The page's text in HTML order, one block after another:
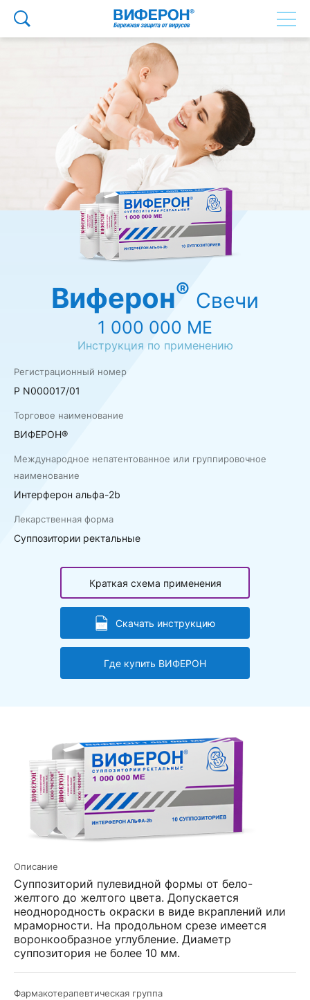
Виферон® Свечи
1 000 000 МЕ
Инструкция по применению
Регистрационный номер
P N000017/01
Торговое наименование
ВИФЕРОН®
Международное непатентованное или группировочное
наименование
Интерферон альфа-2b
Лекарственная форма
Суппозитории ректальные
Краткая схема применения
Скачать инструкцию
Где купить ВИФЕРОН
Описание
Суппозиторий пулевидной формы от бело-
желтого до желтого цвета. Допускается
неоднородность окраски в виде вкраплений или
мраморности. На продольном срезе имеется
воронкообразное углубление. Диаметр
суппозитория не более 10 мм.
Фармакотерапевтическая группа